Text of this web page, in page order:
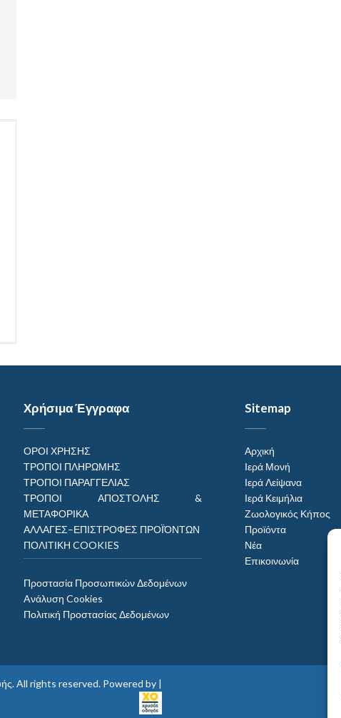
Χρήσιμα Έγγραφα
ΟΡΟΙ ΧΡΗΣΗΣ
ΤΡΟΠΟΙ ΠΛΗΡΩΜΗΣ
ΤΡΟΠΟΙ ΠΑΡΑΓΓΕΛΙΑΣ
ΤΡΟΠΟΙ ΑΠΟΣΤΟΛΗΣ &
ΜΕΤΑΦΟΡΙΚΑ
ΑΛΛΑΓΕΣ–ΕΠΙΣΤΡΟΦΕΣ ΠΡΟΪΌΝΤΩΝ
ΠΟΛΙΤΙΚΗ COOKIES
Προστασία Προσωπικών Δεδομένων
Aνάλυση Cookies
Πολιτική Προστασίας Δεδομένων
Sitemap
Αρχική
Ιερά Μονή
Ιερά Λείψανα
Ιερά Κειμήλια
Ζωολογικός Κήπος
Προϊόντα
Νέα
Επικοινωνία
. All rights reserved. Powered by |